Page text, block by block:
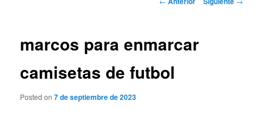
marcos para enmarcar
camisetas de futbol
Posted on7 de septiembre de 2023